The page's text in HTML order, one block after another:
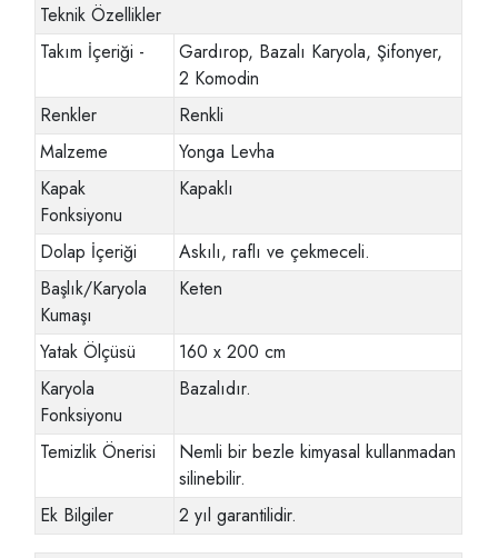
Teknik Özellikler
Takım İçeriği -
Gardırop, Bazalı Karyola, Şifonyer,
2 Komodin
Renkler
Renkli
Malzeme
Yonga Levha
Kapak
Fonksiyonu
Kapaklı
Dolap İçeriği
Askılı, raflı ve çekmeceli.
Başlık/Karyola
Kumaşı
Keten
Yatak Ölçüsü
160 x 200 cm
Karyola
Fonksiyonu
Bazalıdır.
Temizlik Önerisi
Nemli bir bezle kimyasal kullanmadan
silinebilir.
Ek Bilgiler
2 yıl garantilidir.